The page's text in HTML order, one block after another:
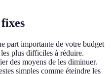
part importante de votre budget
plus difficiles à réduire.
des moyens de les diminuer.
simples comme éteindre les